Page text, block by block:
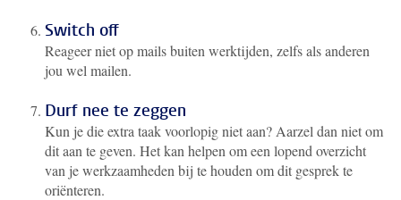
Switch off
Reageer niet op mails buiten werktijden, zelfs als anderen
jou wel mailen.
Durf nee te zeggen
Kun je die extra taak voorlopig niet aan? Aarzel dan niet om
dit aan te geven. Het kan helpen om een lopend overzicht
van je werkzaamheden bij te houden om dit gesprek te
oriënteren.